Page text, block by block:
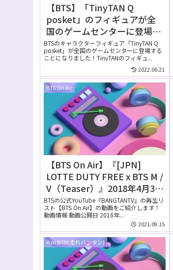
【BTS】「TinyTAN Q
posket」のフィギュアが全
国のゲームセンターに登場し
ます！
BTSのキャラクターフィギュア「TinyTAN Q
posket」が全国のゲームセンターに登場する
ことになりました！TinyTANのフィギュ...
2022.06.21
BTS On Air
【BTS On Air】『[JPN]
LOTTE DUTY FREE x BTS M /
V（Teaser）』2018年4月3日
YouTubeに公開された【動
画】
BTSの公式YouTube『BANGTANTV』の再生リ
スト【BTS On Air】の動画をご紹介します！
動画情報 動画公開日 2018年...
2021.09.15
Run BTS!(走れバンタン)